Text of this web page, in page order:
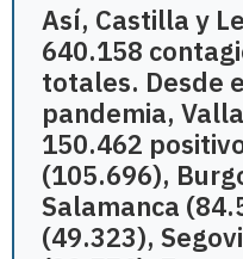
Así, Castilla y
640.158
totales. Desde
pandemia,
150.462
(105.696),
Salamanca
(49.323),